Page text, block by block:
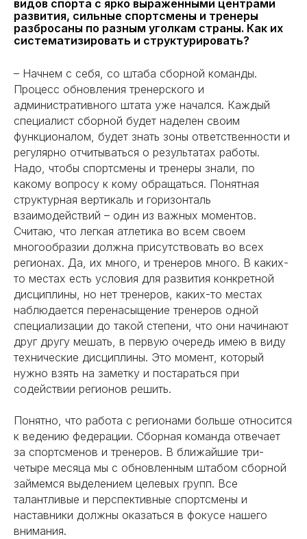
видов спорта с ярко выраженными центрами
развития, сильные спортсмены и тренеры
разбросаны по разным уголкам страны. Как их
систематизировать и структурировать?
– Начнем с себя, со штаба сборной команды.
Процесс обновления тренерского и
административного штата уже начался. Каждый
специалист сборной будет наделен своим
функционалом, будет знать зоны ответственности и
регулярно отчитываться о результатах работы.
Надо, чтобы спортсмены и тренеры знали, по
какому вопросу к кому обращаться. Понятная
структурная вертикаль и горизонталь
взаимодействий – один из важных моментов.
Считаю, что легкая атлетика во всем своем
многообразии должна присутствовать во всех
регионах. Да, их много, и тренеров много. В каких-
то местах есть условия для развития конкретной
дисциплины, но нет тренеров, каких-то местах
наблюдается перенасыщение тренеров одной
специализации до такой степени, что они начинают
друг другу мешать, в первую очередь имею в виду
технические дисциплины. Это момент, который
нужно взять на заметку и постараться при
содействии регионов решить.
Понятно, что работа с регионами больше относится
к ведению федерации. Сборная команда отвечает
за спортсменов и тренеров. В ближайшие три-
четыре месяца мы с обновленным штабом сборной
займемся выделением целевых групп. Все
талантливые и перспективные спортсмены и
наставники должны оказаться в фокусе нашего
внимания.